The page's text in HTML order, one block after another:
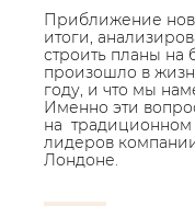
Приближение
итоги,
строить планы на
произошло в
году, и что мы
Именно эти
на
лидеров
Лондоне.